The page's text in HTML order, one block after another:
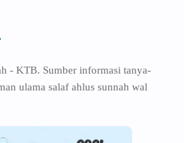
- KTB. Sumber informasi tanya-
ulama salaf ahlus sunnah wal